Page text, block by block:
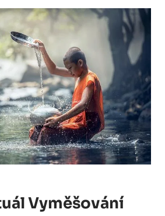
Vyměšování